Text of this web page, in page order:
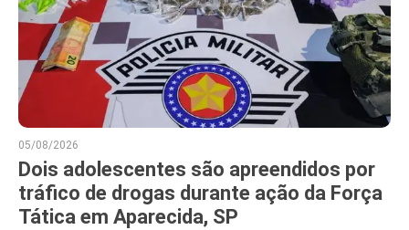
05/08/2026
Dois adolescentes são apreendidos por
tráfico de drogas durante ação da Força
Tática em Aparecida, SP